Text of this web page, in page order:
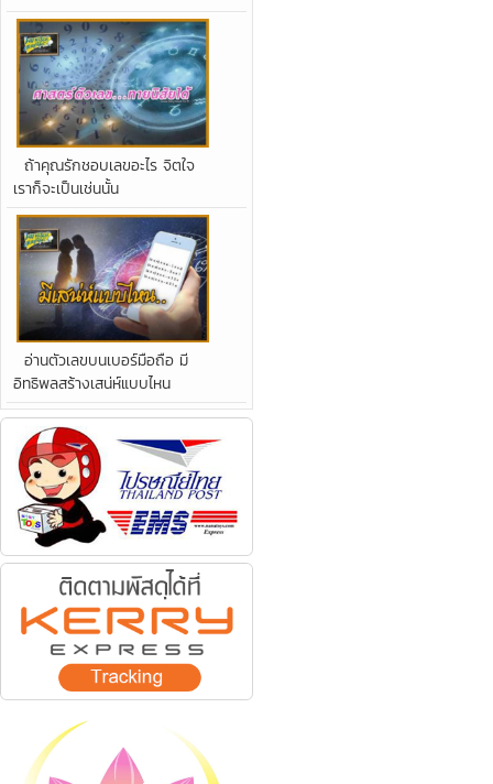
ถ้าคุณรักชอบเลขอะไร จิตใจ
เราก็จะเป็นเช่นนั้น
อ่านตัวเลขบนเบอร์มือถือ มี
อิทธิพลสร้างเสน่ห์แบบไหน